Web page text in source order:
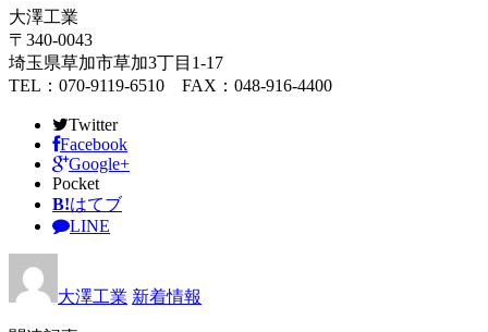
大澤工業
〒340-0043
埼玉県草加市草加3丁目1-17
TEL：070-9119-6510 FAX：048-916-4400
Twitter
Facebook
Google+
Pocket
B!はてブ
LINE
大澤工業 新着情報